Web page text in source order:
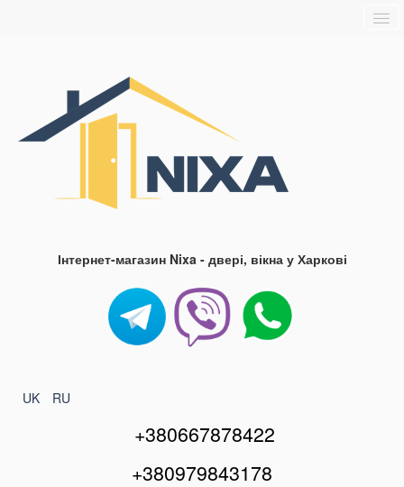
Блог
Інтернет-магазин Nixa - двері, вікна у Харкові
UK RU
+380667878422
+380979843178